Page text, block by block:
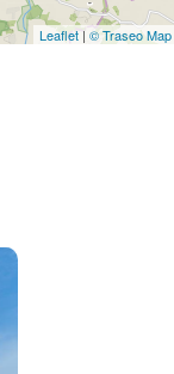
Leaflet | © Traseo Map